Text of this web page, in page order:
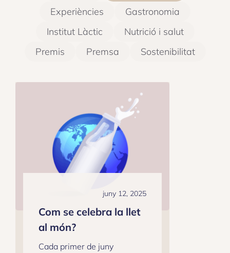
Experiències
Gastronomia
Institut Làctic
Nutrició i salut
Premis
Premsa Sostenibilitat
juny 12, 2025
Com se celebra la llet
al món?
Cada primer de juny